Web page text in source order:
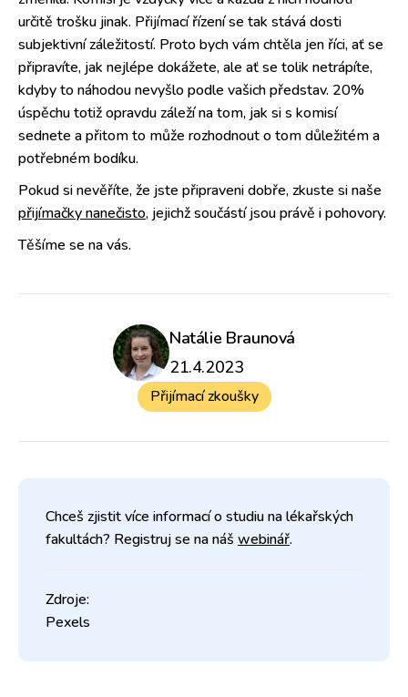
určitě trošku jinak. Přijímací řízení se tak stává dosti
subjektivní záležitostí. Proto bych vám chtěla jen říci, ať se
připravíte, jak nejlépe dokážete, ale ať se tolik netrápíte,
kdyby to náhodou nevyšlo podle vašich představ. 20%
úspěchu totiž opravdu záleží na tom, jak si s komisí
sednete a přitom to může rozhodnout o tom důležitém a
potřebném bodíku.
Pokud si nevěříte, že jste připraveni dobře, zkuste si naše
přijímačky nanečisto, jejichž součástí jsou právě i pohovory.
Těšíme se na vás.
Natálie Braunová
21.4.2023
Přijímací zkoušky
Chceš zjistit více informací o studiu na lékařských
fakultách? Registruj se na náš webinář.
Zdroje:
Pexels